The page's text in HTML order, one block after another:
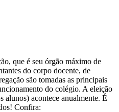
que é seu órgão máximo de
do corpo docente, de
são tomadas as principais
do colégio. A eleição
alunos) acontece anualmente. É
Confira: